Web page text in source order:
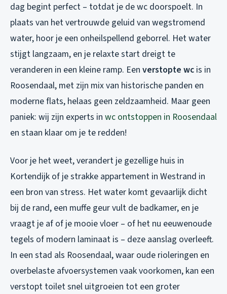
dag begint perfect – totdat je de wc doorspoelt. In
plaats van het vertrouwde geluid van wegstromend
water, hoor je een onheilspellend geborrel. Het water
stijgt langzaam, en je relaxte start dreigt te
veranderen in een kleine ramp. Een verstopte wc is in
Roosendaal, met zijn mix van historische panden en
moderne flats, helaas geen zeldzaamheid. Maar geen
paniek: wij zijn experts in wc ontstoppen in Roosendaal
en staan klaar om je te redden!
Voor je het weet, verandert je gezellige huis in
Kortendijk of je strakke appartement in Westrand in
een bron van stress. Het water komt gevaarlijk dicht
bij de rand, een muffe geur vult de badkamer, en je
vraagt je af of je mooie vloer – of het nu eeuwenoude
tegels of modern laminaat is – deze aanslag overleeft.
In een stad als Roosendaal, waar oude rioleringen en
overbelaste afvoersystemen vaak voorkomen, kan een
verstopt toilet snel uitgroeien tot een groter